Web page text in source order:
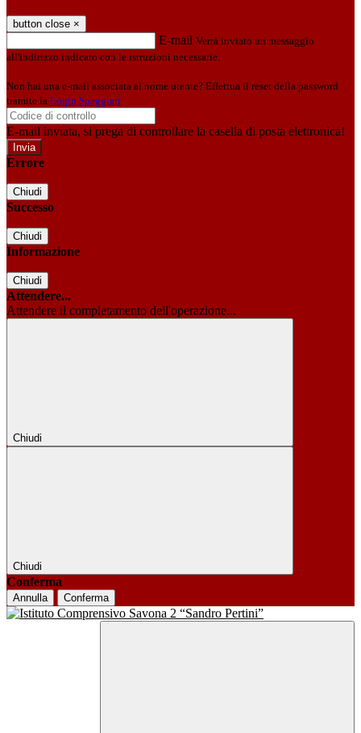
button close ×
E-mail Verrà inviato un messaggio
all'indirizzo indicato con le istruzioni necessarie.
Non hai una e-mail associata al nome utente? Effettua il reset della password
tramite la Login Spaggiari
E-mail inviata, si prega di controllare la casella di posta elettronica!
Errore
Chiudi
Successo
Chiudi
Informazione
Chiudi
Attendere...
Attendere il completamento dell'operazione...
Chiudi
Chiudi
Conferma
Annulla Conferma